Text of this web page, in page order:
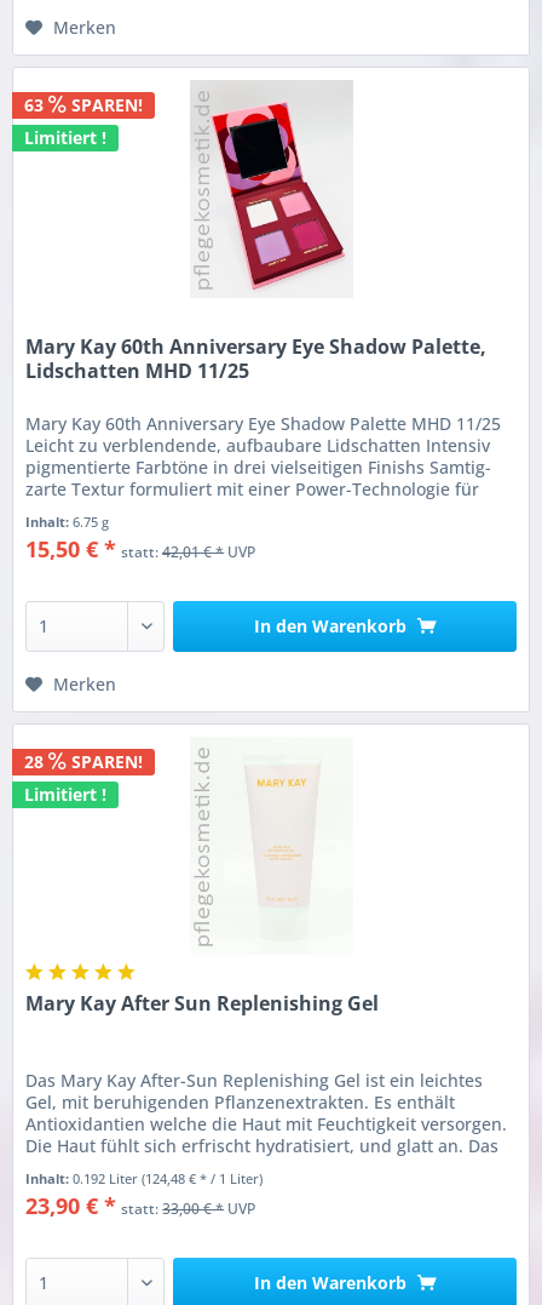
Merken
63
SPAREN!
Limitiert !
Mary Kay 60th Anniversary Eye Shadow Palette,
Lidschatten MHD 11/25
Mary Kay 60th Anniversary Eye Shadow Palette MHD 11/25
Leicht zu verblendende, aufbaubare Lidschatten Intensiv
pigmentierte Farbtöne in drei vielseitigen Finishs Samtig-
zarte Textur formuliert mit einer Power-Technologie für
Inhalt:6.75 g
15,50 € * statt:42,01 € *UVP
In den Warenkorb
Merken
28
SPAREN!
Limitiert !
Mary Kay After Sun Replenishing Gel
Das Mary Kay After-Sun Replenishing Gel ist ein leichtes
Gel, mit beruhigenden Pflanzenextrakten. Es enthält
Antioxidantien welche die Haut mit Feuchtigkeit versorgen.
Die Haut fühlt sich erfrischt hydratisiert, und glatt an. Das
Inhalt:0.192 Liter(124,48 € * / 1 Liter)
23,90 € * statt:33,00 € *UVP
In den Warenkorb